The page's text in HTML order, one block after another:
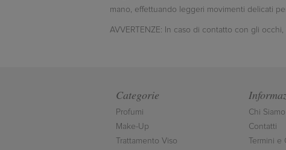
mano, effettuando leggeri movimenti delicati
AVVERTENZE: In caso di contatto con gli
Categorie
Profumi
Make-Up
Trattamento Viso
Chi Siamo
Contatti
Termini e